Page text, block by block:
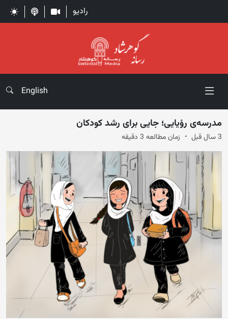
رادیو
English
مدرسه‌ی رؤیایی؛ جایی برای رشد کودکان
3 سال قبل زمان مطالعه 3 دقیقه